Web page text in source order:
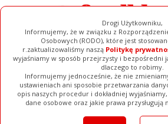
Drogi Użytkowniku,
Informujemy, że w związku z
Osobowych (RODO), które jest
r.zaktualizowaliśmy naszą Politykę
wyjaśniamy w sposób przejrzysty i bezpośredni
dlaczego to robimy.
Informujemy jednocześnie, że nie
ustawieniach ani sposobie przetwarzania
opis naszych procedur i dokładniej
dane osobowe oraz jakie prawa przysługują
Ogłoszenia Filmy Galerie